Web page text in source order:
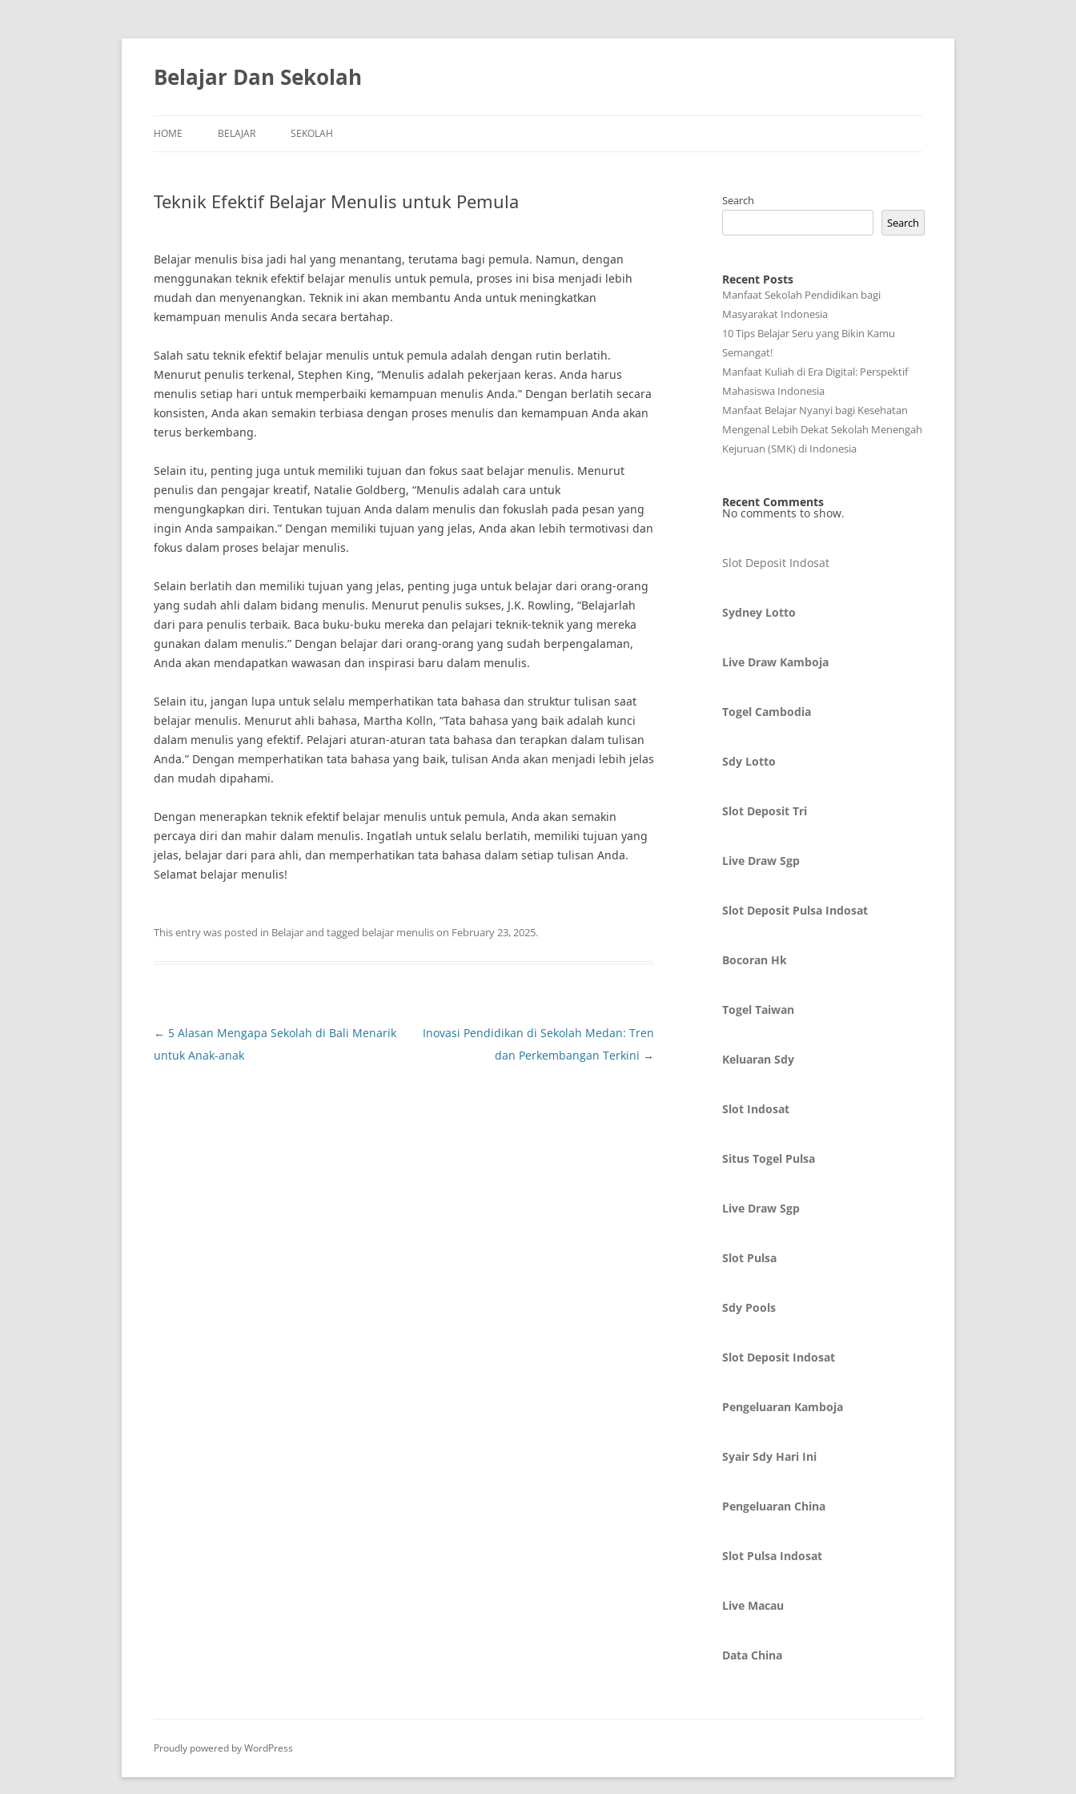
Skip
content
Belajar Dan Sekolah
HOME BELAJAR SEKOLAH
Teknik Efektif Belajar Menulis untuk Pemula
Belajar menulis bisa jadi hal yang menantang, terutama bagi pemula. Namun, dengan
menggunakan teknik efektif belajar menulis untuk pemula, proses ini bisa menjadi lebih
mudah dan menyenangkan. Teknik ini akan membantu Anda untuk meningkatkan
kemampuan menulis Anda secara bertahap.
Salah satu teknik efektif belajar menulis untuk pemula adalah dengan rutin berlatih.
Menurut penulis terkenal, Stephen King, “Menulis adalah pekerjaan keras. Anda harus
menulis setiap hari untuk memperbaiki kemampuan menulis Anda.” Dengan berlatih secara
konsisten, Anda akan semakin terbiasa dengan proses menulis dan kemampuan Anda akan
terus berkembang.
Selain itu, penting juga untuk memiliki tujuan dan fokus saat belajar menulis. Menurut
penulis dan pengajar kreatif, Natalie Goldberg, “Menulis adalah cara untuk
mengungkapkan diri. Tentukan tujuan Anda dalam menulis dan fokuslah pada pesan yang
ingin Anda sampaikan.” Dengan memiliki tujuan yang jelas, Anda akan lebih termotivasi dan
fokus dalam proses belajar menulis.
Selain berlatih dan memiliki tujuan yang jelas, penting juga untuk belajar dari orang-orang
yang sudah ahli dalam bidang menulis. Menurut penulis sukses, J.K. Rowling, “Belajarlah
dari para penulis terbaik. Baca buku-buku mereka dan pelajari teknik-teknik yang mereka
gunakan dalam menulis.” Dengan belajar dari orang-orang yang sudah berpengalaman,
Anda akan mendapatkan wawasan dan inspirasi baru dalam menulis.
Selain itu, jangan lupa untuk selalu memperhatikan tata bahasa dan struktur tulisan saat
belajar menulis. Menurut ahli bahasa, Martha Kolln, “Tata bahasa yang baik adalah kunci
dalam menulis yang efektif. Pelajari aturan-aturan tata bahasa dan terapkan dalam tulisan
Anda.” Dengan memperhatikan tata bahasa yang baik, tulisan Anda akan menjadi lebih jelas
dan mudah dipahami.
Dengan menerapkan teknik efektif belajar menulis untuk pemula, Anda akan semakin
percaya diri dan mahir dalam menulis. Ingatlah untuk selalu berlatih, memiliki tujuan yang
jelas, belajar dari para ahli, dan memperhatikan tata bahasa dalam setiap tulisan Anda.
Selamat belajar menulis!
This entry was posted in Belajarand tagged belajar menulison February 23, 2025.
Post
navigation
← 5 Alasan Mengapa Sekolah di Bali Menarik
untuk Anak-anak
Inovasi Pendidikan di Sekolah Medan: Tren
dan Perkembangan Terkini →
Search
Search
Recent Posts
Manfaat Sekolah Pendidikan bagi
Masyarakat Indonesia
10 Tips Belajar Seru yang Bikin Kamu
Semangat!
Manfaat Kuliah di Era Digital: Perspektif
Mahasiswa Indonesia
Manfaat Belajar Nyanyi bagi Kesehatan
Mengenal Lebih Dekat Sekolah Menengah
Kejuruan (SMK) di Indonesia
Recent Comments
No comments to show.
Slot Deposit Indosat
Sydney Lotto
Live Draw Kamboja
Togel Cambodia
Sdy Lotto
Slot Deposit Tri
Live Draw Sgp
Slot Deposit Pulsa Indosat
Bocoran Hk
Togel Taiwan
Keluaran Sdy
Slot Indosat
Situs Togel Pulsa
Live Draw Sgp
Slot Pulsa
Sdy Pools
Slot Deposit Indosat
Pengeluaran Kamboja
Syair Sdy Hari Ini
Pengeluaran China
Slot Pulsa Indosat
Live Macau
Data China
Proudly powered by WordPress